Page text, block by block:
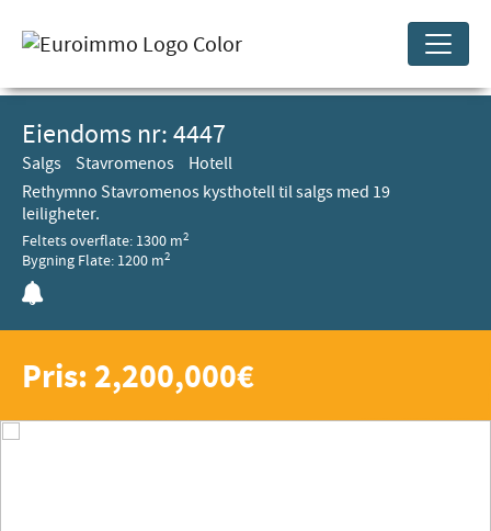
Eiendoms nr: 4447
Salgs Stavromenos
Hotell
Rethymno Stavromenos kysthotell til salgs med 19
leiligheter.
Feltets overflate: 1300 m2
Bygning Flate: 1200 m2
Pris: 2,200,000€